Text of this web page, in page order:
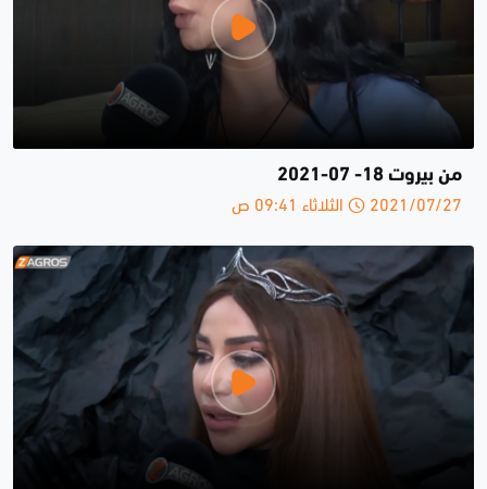
من بيروت 18- 07-2021
2021/07/27 الثلاثاء 09:41 ص